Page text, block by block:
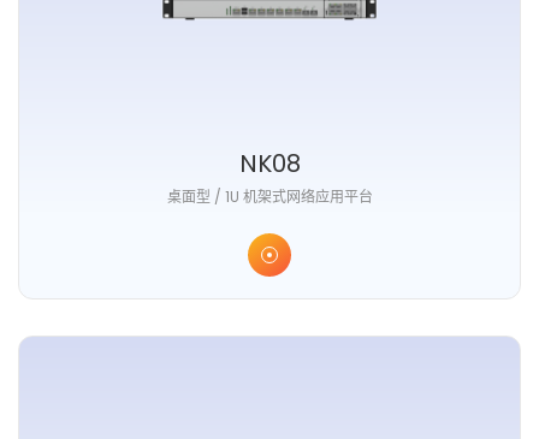
NK08
桌面型 / 1U 机架式网络应用平台